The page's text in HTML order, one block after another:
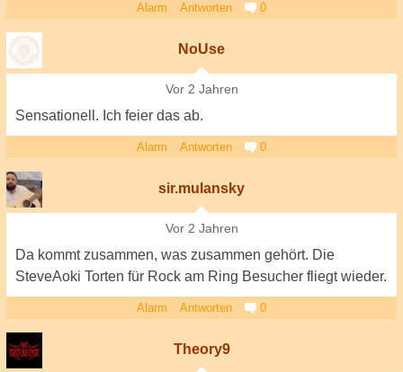
Alarm Antworten 0
NoUse
Vor 2 Jahren
Sensationell. Ich feier das ab.
Alarm Antworten 0
sir.mulansky
Vor 2 Jahren
Da kommt zusammen, was zusammen gehört. Die
SteveAoki Torten für Rock am Ring Besucher fliegt wieder.
Alarm Antworten 0
Theory9